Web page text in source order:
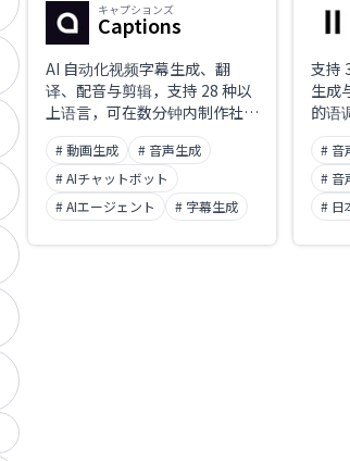
キャプションズ
Captions
AI 自动化视频字幕生成、翻
译、配音与剪辑，支持 28 种以
上语言，可在数分钟内制作社交
媒体短视频，是面向创作者的新
一代视频编辑应用。
# 動画生成
# 音声生成
# AIチャットボット
# AIエージェント
# 字幕生成
支持
生成
的语
合有
# 音
# 音
# 日